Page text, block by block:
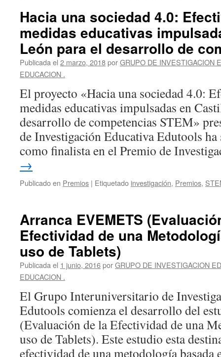
Hacia una sociedad 4.0:
medidas educativas
León para el desarrollo de
Publicada el 2 marzo, 2018porGRUPO DE INVESTIGACION
EDUCACION .
El proyecto «Hacia una sociedad 4.0:
medidas educativas impulsadas en
desarrollo de competencias STEM»
de Investigación Educativa Edutools
como finalista en el Premio de
→
Publicado en Premios | Etiquetado investigación, Premios,
Arranca EVEMETS
Efectividad de una
uso de Tablets)
Publicada el 1 junio, 2016porGRUPO DE INVESTIGACION
EDUCACION .
El Grupo Interuniversitario de
Edutools comienza el desarrollo del
(Evaluación de la Efectividad de una
uso de Tablets). Este estudio esta
efectividad de una metodología